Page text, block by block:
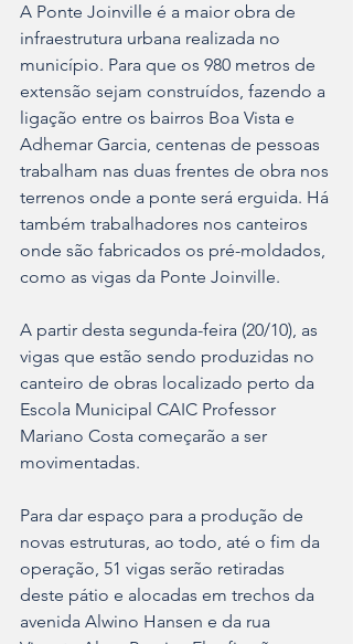
A Ponte Joinville é a maior obra de
infraestrutura urbana realizada no
município. Para que os 980 metros de
extensão sejam construídos, fazendo a
ligação entre os bairros Boa Vista e
Adhemar Garcia, centenas de pessoas
trabalham nas duas frentes de obra nos
terrenos onde a ponte será erguida. Há
também trabalhadores nos canteiros
onde são fabricados os pré-moldados,
como as vigas da Ponte Joinville.
A partir desta segunda-feira (20/10), as
vigas que estão sendo produzidas no
canteiro de obras localizado perto da
Escola Municipal CAIC Professor
Mariano Costa começarão a ser
movimentadas.
Para dar espaço para a produção de
novas estruturas, ao todo, até o fim da
operação, 51 vigas serão retiradas
deste pátio e alocadas em trechos da
avenida Alwino Hansen e da rua